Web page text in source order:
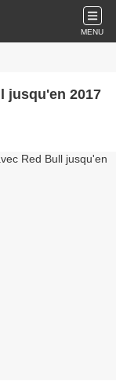
MENU
jusqu'en 2017